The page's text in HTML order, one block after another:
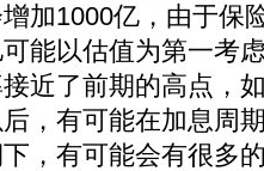
加1000亿，由于保
能以估值为第一考
近了前期的高点，
，有可能在加息周
，有可能会有很多